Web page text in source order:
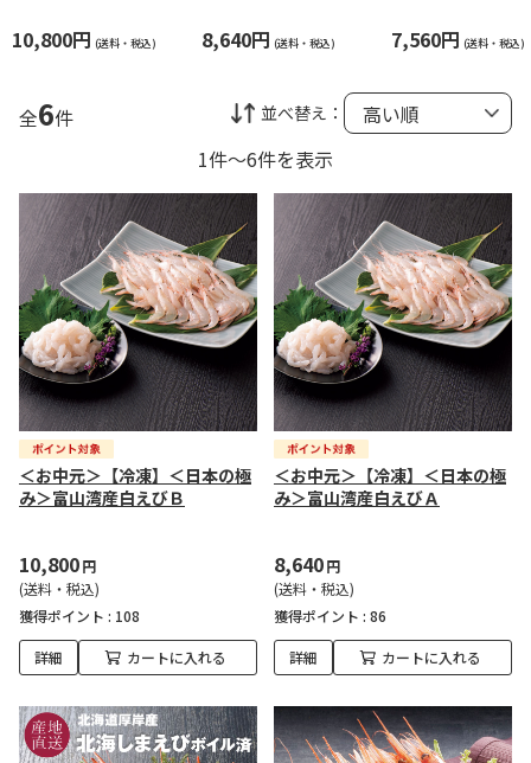
10,800円 (送料・税込) 8,640円 (送料・税込) 7,560円 (送料・税込)
全6件 並べ替え：
1件～6件を表示
＜お中元＞【冷凍】＜日本の極
み＞富山湾産白えびＢ
10,800円
(送料・税込)
獲得ポイント : 108
詳細 カートに入れる
＜お中元＞【冷凍】＜日本の極
み＞富山湾産白えびＡ
8,640円
(送料・税込)
獲得ポイント : 86
詳細 カートに入れる